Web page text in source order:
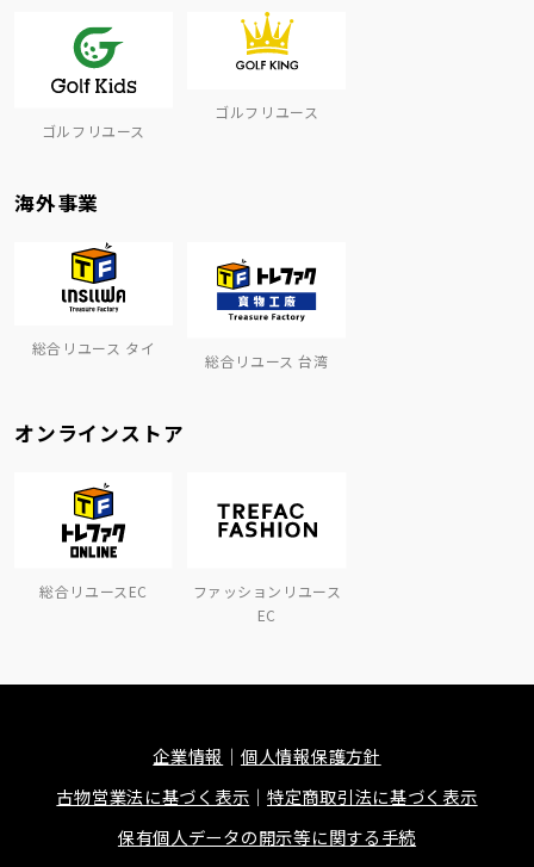
ゴルフリユース
ゴルフリユース
海外事業
総合リユース タイ
総合リユース 台湾
オンラインストア
総合リユースEC
ファッションリユース
EC
企業情報
個人情報保護方針
古物営業法に基づく表示
特定商取引法に基づく表示
保有個人データの開示等に関する手続